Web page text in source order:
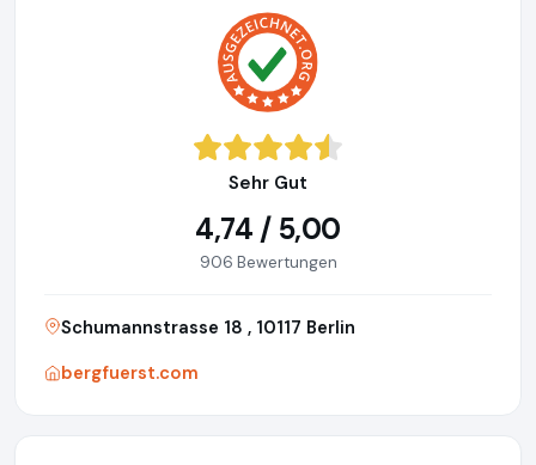
Sehr Gut
4,74 / 5,00
906 Bewertungen
Schumannstrasse 18 , 10117 Berlin
bergfuerst.com